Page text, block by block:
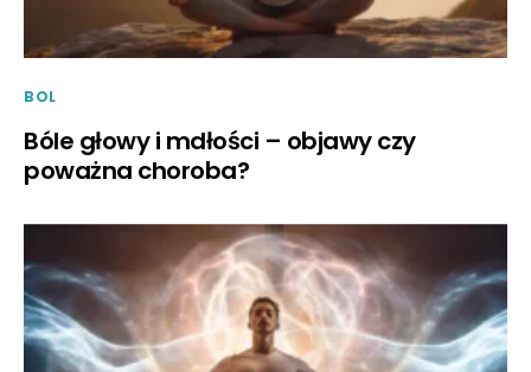
BOL
Bóle głowy i mdłości – objawy czy
poważna choroba?